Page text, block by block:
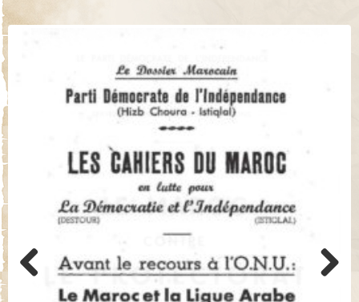
Previo
Next